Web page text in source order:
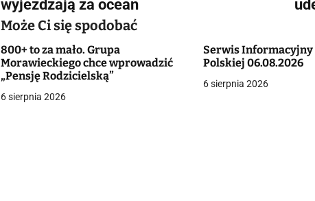
w
i
g
a
wyjeżdżają za ocean
Może Ci się spodobać
800+ to za mało. Grupa
Morawieckiego chce wprowadzić
„Pensję Rodzicielską”
6 sierpnia 2026
Serwis Informacyjny
Polskiej 06.08.2026
6 sierpnia 2026